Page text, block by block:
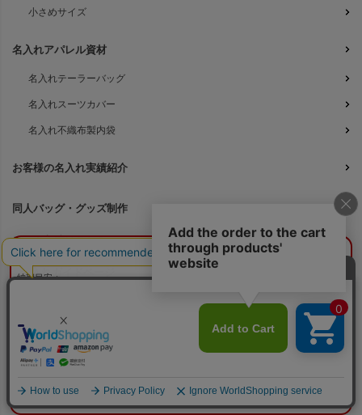
概算合計 ¥0 閉じる
納期目安：—
本体色：
選択してください
印刷位置：選択してください
印刷色：—
本体代：¥0
印刷代：¥0
小さめサイズ
名入れアパレル資材
名入れテーラーバッグ
名入れスーツカバー
名入れ不織布製内袋
お客様の名入れ実績紹介
同人バッグ・グッズ制作
データ入稿はこちら
名入れガイドページ
選べる既成柄印刷
フルカラー印刷 既成柄一覧